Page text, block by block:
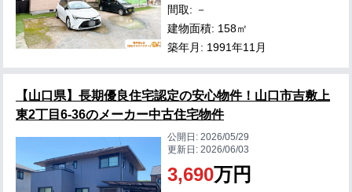
間取: －
建物面積: 158㎡
築年月: 1991年11月
【山口県】長期優良住宅認定の安心物件！山口市吉敷上
東2丁目6-36のメーカー中古住宅物件
公開日:2026/05/29
更新日:2026/06/03
3,690万円